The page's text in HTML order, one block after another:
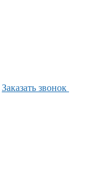
Заказать звонок